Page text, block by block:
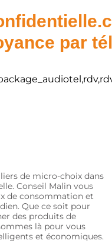
par
de micro-choix dans
Conseil Malin vous
de consommation et
Que ce soit pour
des produits de
là pour vous
et économiques.